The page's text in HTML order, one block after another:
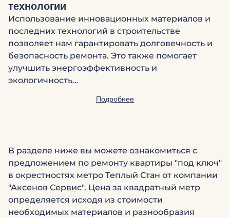
технологии
Использование инновационных материалов и
последних технологий в строительстве
позволяет нам гарантировать долговечность и
безопасность ремонта. Это также помогает
улучшить энергоэффективность и
экологичность…
Подробнее
В разделе ниже вы можете ознакомиться с
предложением по ремонту квартиры "под ключ"
в окрестностях метро Теплый Стан от компании
"Аксенов Сервис". Цена за квадратный метр
определяется исходя из стоимости
необходимых материалов и разнообразия